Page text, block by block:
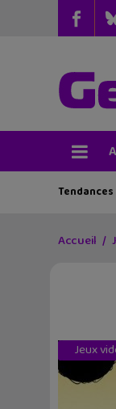
Tendances
Accueil
Jeux